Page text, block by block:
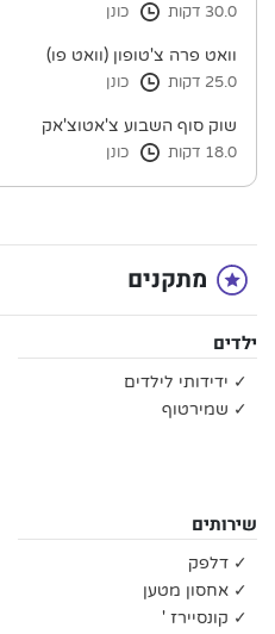
30.0 דקות כונן
וואט פרה צ'טופון (וואט פו)
25.0 דקות כונן
שוק סוף השבוע צ'אטוצ'אק
18.0 דקות כונן
מתקנים
ילדים
✓ ידידותי לילדים
✓ שמירטוף
שירותים
✓ דלפק
✓ אחסון מטען
✓ קונסיירז '